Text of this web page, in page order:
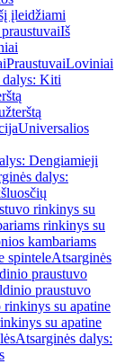
įleidžiami
Iš
PraustuvaiLoviniai
dalys: Kiti
Universalios
Dengiamieji
dalys:
rinkinys su
rinkinys su
kambariams
spinteleAtsarginės
praustuvo
praustuvo
su apatine
su apatine
Atsarginės dalys: